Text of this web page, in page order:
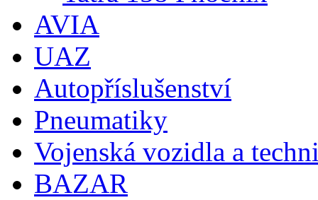
AVIA
UAZ
Autopříslušenství
Pneumatiky
Vojenská vozidla a
BAZAR